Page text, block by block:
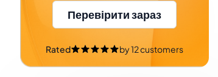
Перевірити зараз
Rated by12customers